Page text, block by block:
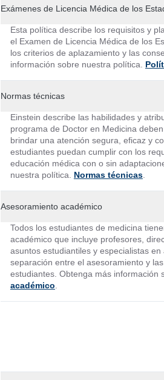
Exámenes de Licencia Médica de los
Esta política describe los requisitos y
el Examen de Licencia Médica de los
los criterios de aplazamiento y las
información sobre nuestra política.
Normas técnicas
Einstein describe las habilidades y
programa de Doctor en Medicina
brindar una atención segura, eficaz y
estudiantes puedan cumplir con los
educación médica con o sin
nuestra política. Normas técnicas.
Asesoramiento académico
Todos los estudiantes de medicina
académico que incluye profesores,
asuntos estudiantiles y especialistas
separación entre el asesoramiento y
estudiantes. Obtenga más información
académico